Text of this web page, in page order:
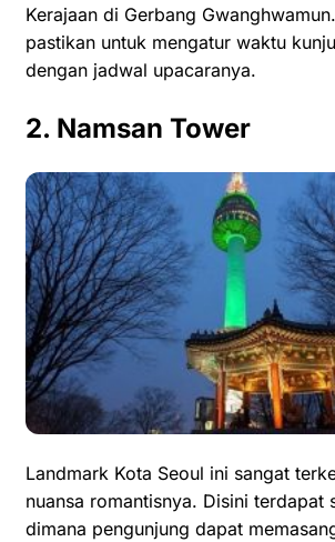
Kerajaan di Gerbang
pastikan untuk mengatur waktu
dengan jadwal upacaranya.
2. Namsan Tower
Landmark Kota Seoul ini sangat
nuansa romantisnya. Disini terdapat
dimana pengunjung dapat